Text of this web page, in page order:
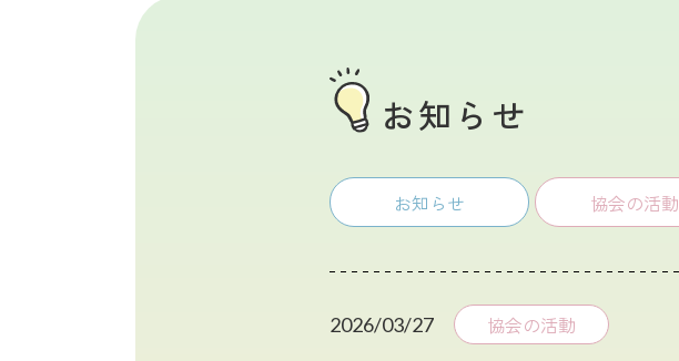
お知らせ
お知らせ 協会の活動
2026/03/27 協会の活動